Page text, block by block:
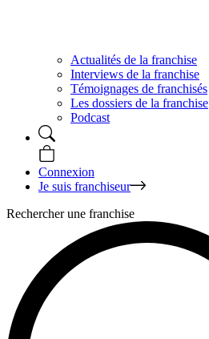
Actualités de la franchise
Interviews de la franchise
Témoignages de franchisés
Les dossiers de la franchise
Podcast
Connexion
Je suis franchiseur
Rechercher une franchise